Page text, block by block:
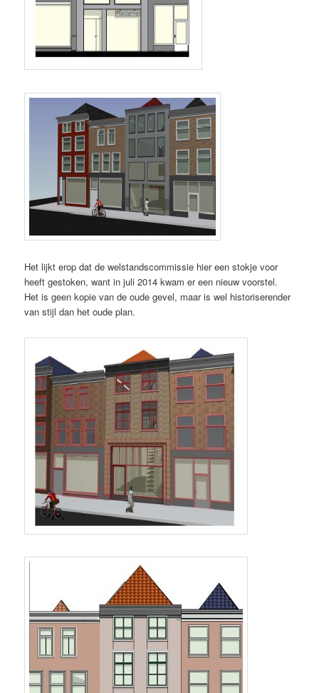
Het lijkt erop dat de welstandscommissie hier een stokje voor
heeft gestoken, want in juli 2014 kwam er een nieuw voorstel.
Het is geen kopie van de oude gevel, maar is wel historiserender
van stijl dan het oude plan.